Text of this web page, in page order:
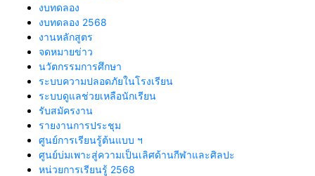
งบทดลอง
งบทดลอง 2568
งานหลักสูตร
จดหมายข่าว
นวัตกรรมการศึกษา
ระบบความปลอดภัยในโรงเรียน
ระบบดูแลช่วยเหลือนักเรียน
รับสมัครงาน
รายงานการประชุม
ศูนย์การเรียนรู้ต้นแบบ ฯ
ศูนย์บ่มเพาะสู่ความเป็นเลิศด้านกีฬาและศิลปะ
หน่วยการเรียนรู้ 2568